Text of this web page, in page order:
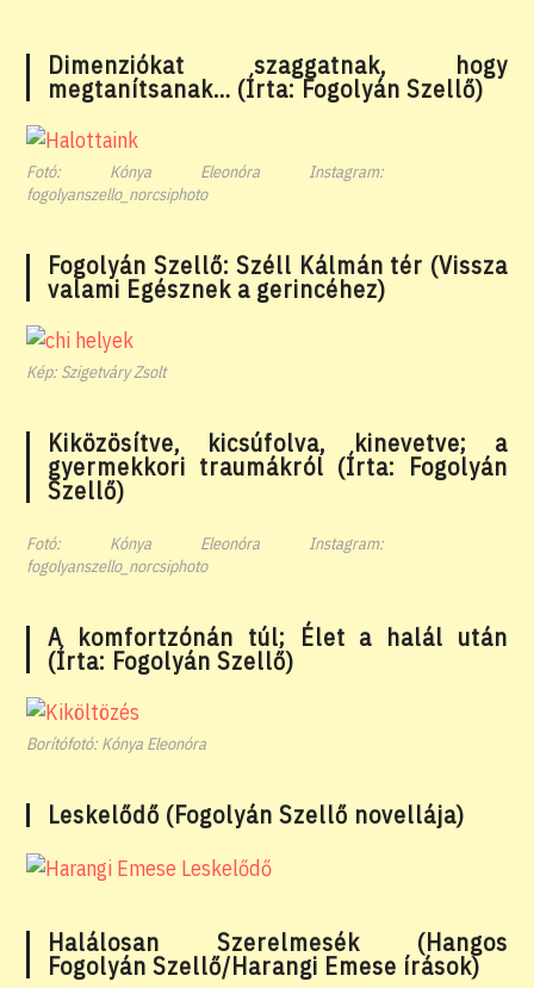
Dimenziókat szaggatnak, hogy
megtanítsanak… (Írta: Fogolyán Szellő)
Fotó: Kónya Eleonóra Instagram:
fogolyanszello_norcsiphoto
Fogolyán Szellő: Széll Kálmán tér (Vissza
valami Egésznek a gerincéhez)
Kép: Szigetváry Zsolt
Kiközösítve, kicsúfolva, kinevetve; a
gyermekkori traumákról (Írta: Fogolyán
Szellő)
Fotó: Kónya Eleonóra Instagram:
fogolyanszello_norcsiphoto
A komfortzónán túl; Élet a halál után
(Írta: Fogolyán Szellő)
Borítófotó: Kónya Eleonóra
Leskelődő (Fogolyán Szellő novellája)
Halálosan Szerelmesék (Hangos
Fogolyán Szellő/Harangi Emese írások)